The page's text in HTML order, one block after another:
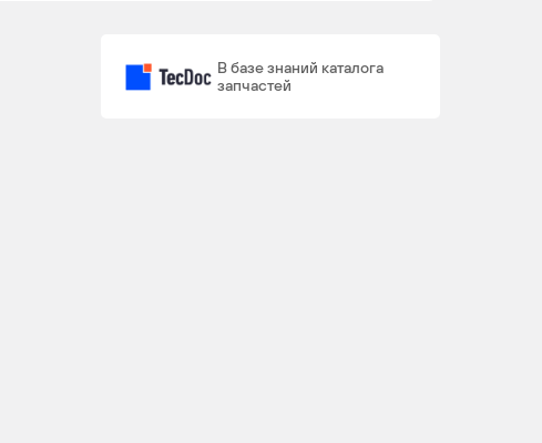
В базе знаний каталога
запчастей